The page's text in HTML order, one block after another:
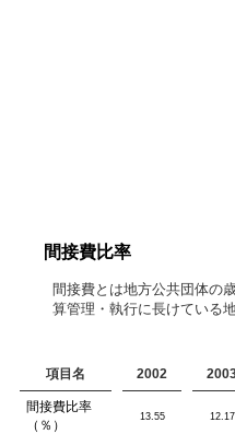
間接費比率
間接費とは地方公共団体の
算管理・執行に長けている
項目名 2002
間接費比率
（％）
13.55 12.17